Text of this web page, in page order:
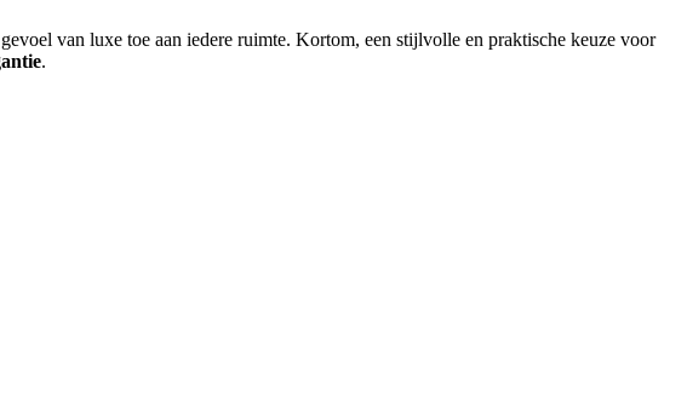
van luxe toe aan iedere ruimte. Kortom, een stijlvolle en praktische keuze voor
.